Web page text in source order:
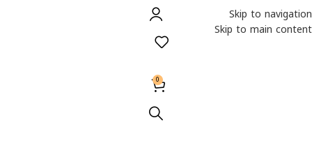
Skip to navigation
Skip to main content
0